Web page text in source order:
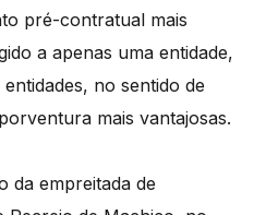
pré-contratual mais
a apenas uma entidade,
no sentido de
mais vantajosas.
da empreitada de